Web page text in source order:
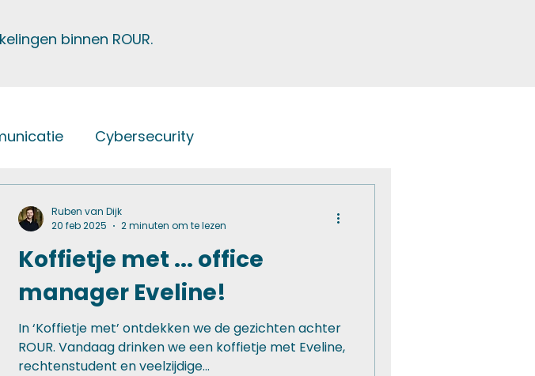
binnen ROUR.
Cybersecurity
Koffietje met ... office
manager Eveline!
In ‘Koffietje met’ ontdekken we de gezichten achter
ROUR. Vandaag drinken we een koffietje met Eveline,
rechtenstudent en veelzijdige...
Ruben van Dijk
20 feb 2025
2 minuten om te lezen